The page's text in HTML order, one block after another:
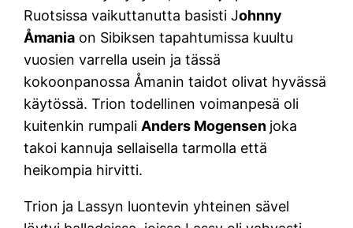
Ruotsissa vaikuttanutta basisti Johnny
Åmania on Sibiksen tapahtumissa kuultu
vuosien varrella usein ja tässä
kokoonpanossa Åmanin taidot olivat hyvässä
käytössä. Trion todellinen voimanpesä oli
kuitenkin rumpali Anders Mogensen joka
takoi kannuja sellaisella tarmolla että
heikompia hirvitti.
Trion ja Lassyn luontevin yhteinen sävel